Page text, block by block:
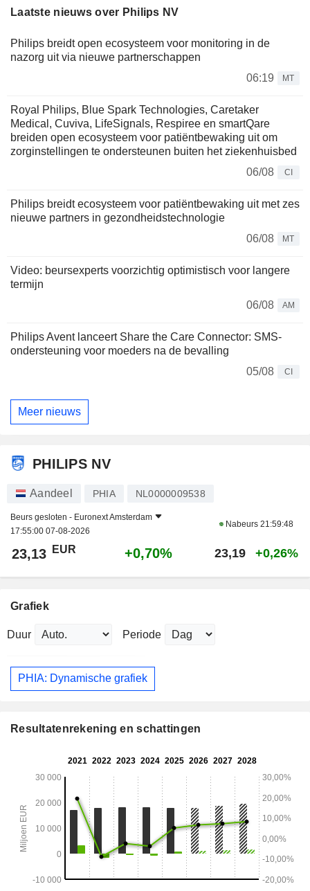
Laatste nieuws over Philips NV
Philips breidt open ecosysteem voor monitoring in de
nazorg uit via nieuwe partnerschappen
06:19
MT
Royal Philips, Blue Spark Technologies, Caretaker
Medical, Cuviva, LifeSignals, Respiree en smartQare
breiden open ecosysteem voor patiëntbewaking uit om
zorginstellingen te ondersteunen buiten het ziekenhuisbed
06/08
CI
Philips breidt ecosysteem voor patiëntbewaking uit met zes
nieuwe partners in gezondheidstechnologie
06/08
MT
Video: beursexperts voorzichtig optimistisch voor langere
termijn
06/08
AM
Philips Avent lanceert Share the Care Connector: SMS-
ondersteuning voor moeders na de bevalling
05/08
CI
Meer nieuws
PHILIPS NV
Aandeel PHIA NL0000009538
Beurs gesloten - Euronext Amsterdam
17:55:00 07-08-2026
Nabeurs 21:59:48
23,13 EUR +0,70% 23,19 +0,26%
Grafiek
Duur Periode
PHIA: Dynamische grafiek
Resultatenrekening en schattingen